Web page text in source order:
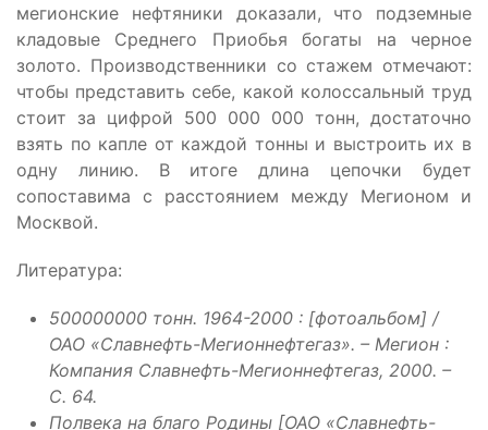
мегионские нефтяники доказали, что подземные
кладовые Среднего Приобья богаты на черное
золото. Производственники со стажем отмечают:
чтобы представить себе, какой колоссальный труд
стоит за цифрой 500 000 000 тонн, достаточно
взять по капле от каждой тонны и выстроить их в
одну линию. В итоге длина цепочки будет
сопоставима с расстоянием между Мегионом и
Москвой.
Литература:
500000000 тонн. 1964-2000 : [фотоальбом] /
ОАО «Славнефть-Мегионнефтегаз». – Мегион :
Компания Славнефть-Мегионнефтегаз, 2000. –
С. 64.
Полвека на благо Родины [ОАО «Славнефть-